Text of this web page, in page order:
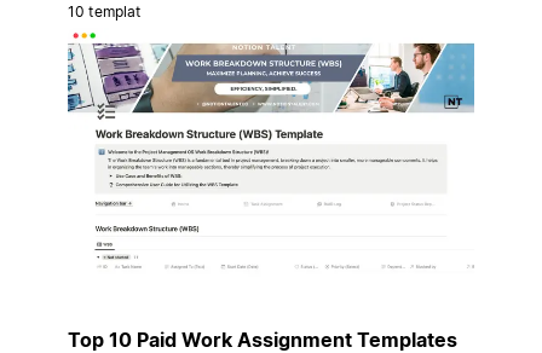
10 templat
Top 10 Paid Work Assignment Templates